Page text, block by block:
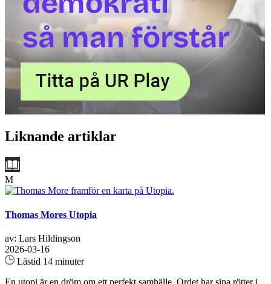
Liknande artiklar
M
Thomas Mores Utopia
av: Lars Hildingson
2026-03-16
Lästid 14 minuter
En utopi är en dröm om ett perfekt samhälle. Ordet har sina rötter i